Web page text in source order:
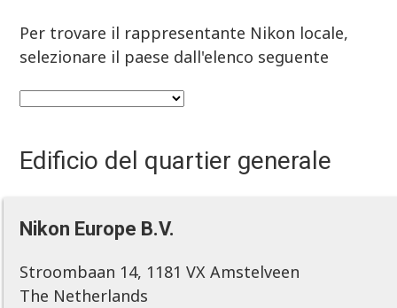
Per trovare il rappresentante Nikon locale,
selezionare il paese dall'elenco seguente
Edificio del quartier generale
Nikon Europe B.V.
Stroombaan 14, 1181 VX Amstelveen
The Netherlands